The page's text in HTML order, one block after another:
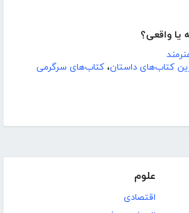
یا واقعی؟
کتاب‌های داستان، کتاب‌های سرگرمی
علوم
اقتصادی